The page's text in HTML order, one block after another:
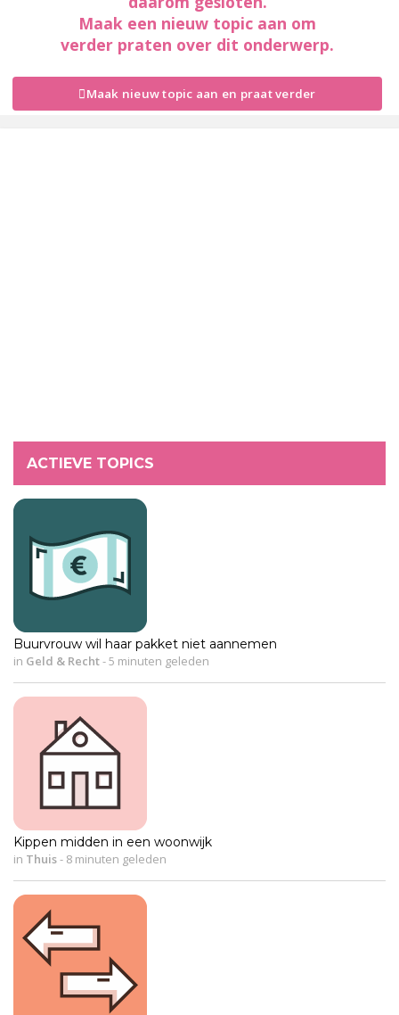
Maak een nieuw topic aan om
verder praten over dit onderwerp.
Maak nieuw topic aan en praat verder
ACTIEVE TOPICS
Buurvrouw wil haar pakket niet aannemen
in Geld & Recht-5 minuten geleden
Kippen midden in een woonwijk
in Thuis- 8 minuten geleden